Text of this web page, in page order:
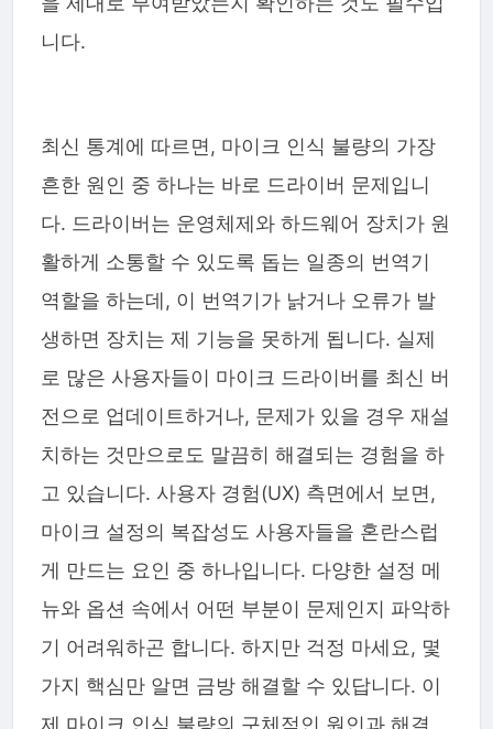
니다.
최신 통계에 따르면, 마이크 인식 불량의 가장
흔한 원인 중 하나는 바로 드라이버 문제입니
다. 드라이버는 운영체제와 하드웨어 장치가 원
활하게 소통할 수 있도록 돕는 일종의 번역기
역할을 하는데, 이 번역기가 낡거나 오류가 발
생하면 장치는 제 기능을 못하게 됩니다. 실제
로 많은 사용자들이 마이크 드라이버를 최신 버
전으로 업데이트하거나, 문제가 있을 경우 재설
치하는 것만으로도 말끔히 해결되는 경험을 하
고 있습니다. 사용자 경험(UX) 측면에서 보면,
마이크 설정의 복잡성도 사용자들을 혼란스럽
게 만드는 요인 중 하나입니다. 다양한 설정 메
뉴와 옵션 속에서 어떤 부분이 문제인지 파악하
기 어려워하곤 합니다. 하지만 걱정 마세요, 몇
가지 핵심만 알면 금방 해결할 수 있답니다. 이
제 마이크 인식 불량의 구체적인 원인과 해결